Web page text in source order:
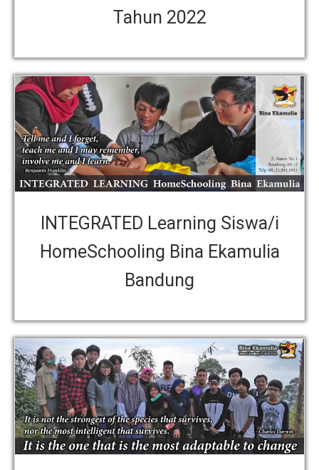
Tahun 2022
INTEGRATED Learning Siswa/i
HomeSchooling Bina Ekamulia
Bandung